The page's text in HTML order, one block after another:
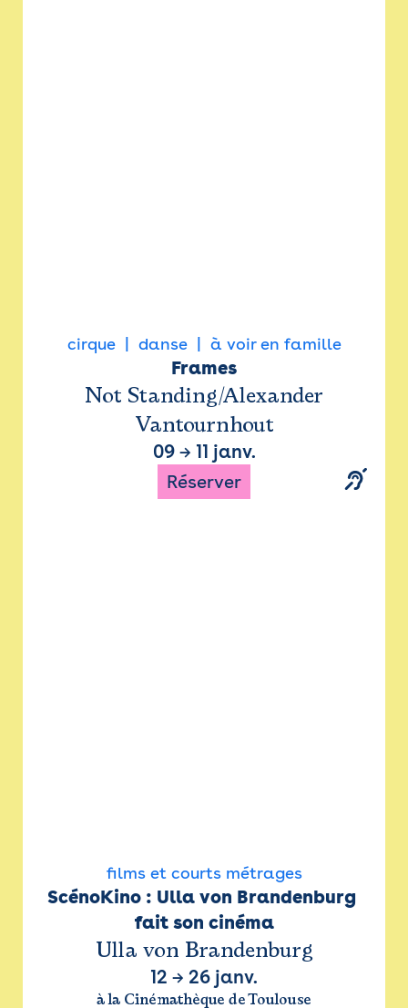
cirque danse à voir en famille
Frames
Not Standing/Alexander
Vantournhout
09→ 11 janv.
Réserver
films et courts métrages
ScénoKino : Ulla von Brandenburg
fait son cinéma
Ulla von Brandenburg
12 → 26 janv.
à la Cinémathèque de Toulouse